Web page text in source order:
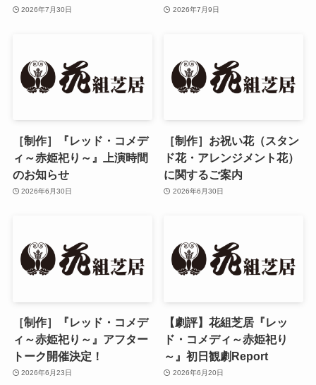
2026年7月30日 2026年7月9日
［制作］『レッド・コメデ
ィ～赤姫祀り～』上演時間
のお知らせ
2026年6月30日
［制作］お祝い花（スタン
ド花・アレンジメント花）
に関するご案内
2026年6月30日
［制作］『レッド・コメデ
ィ～赤姫祀り～』アフター
トーク開催決定！
2026年6月23日
【劇評】花組芝居『レッ
ド・コメディ～赤姫祀り
～』初日観劇Report
2026年6月20日